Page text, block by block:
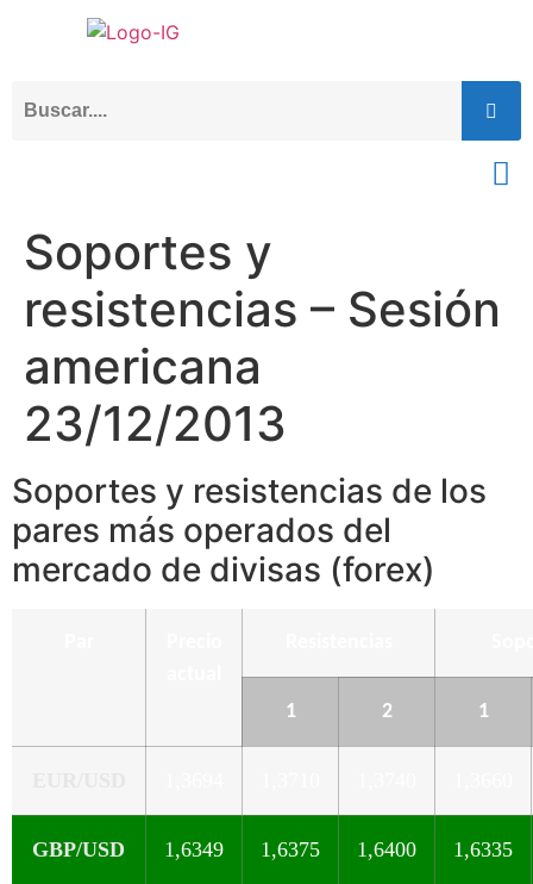
Soportes y
resistencias – Sesión
americana
23/12/2013
Soportes y resistencias de los
pares más operados del
mercado de divisas (forex)
1 2 1
GBP/USD 1,6349 1,6375 1,6400 1,6335